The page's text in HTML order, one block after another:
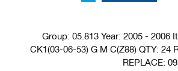
Group: 05.813 Year: 2005 - 2006
CK1(03-06-53) G M C(Z88) QTY: 24
REPLACE: